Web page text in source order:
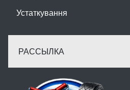
Устаткування
РАССЫЛКА